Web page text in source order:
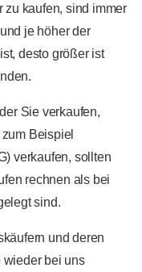
zu kaufen, sind immer
je höher der
desto größer ist
Sie verkaufen,
Beispiel
verkaufen, sollten
rechnen als bei
sind.
und deren
wieder bei uns